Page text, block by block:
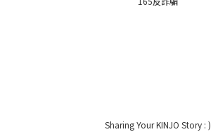
Sharing Your KINJO Story : )